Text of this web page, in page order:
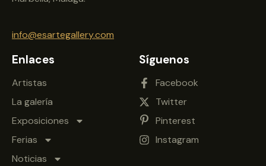
info@esartegallery.com
Enlaces
Artistas
La galería
Exposiciones
Ferias
Noticias
Síguenos
Facebook
Twitter
Pinterest
Instagram